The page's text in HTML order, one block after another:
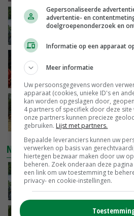
Oekraïne-vlogger
de ambassade mag
mee willen denken
Droogte zet Britse
VANDAAG, 11:04
NIEUWSTE VIDEO'S
Oekraïne-vlogger
de ambassade mag
VANDAAG, 12:00
Gepersonaliseerde
advertentie- en
doelgroepenonderzoek en
Informatie op een apparaat
Meer informatie
Uw persoonsgegevens worden
apparaat (cookies, unieke ID's en
kan worden opgeslagen door,
4 partners of specifiek door deze site
onze partners kunnen precieze
gebruiken. Lijst met partners.
Bepaalde leveranciers kunnen uw
verwerken op basis van
hiertegen bezwaar maken door uw
beheren. Zoek onderaan deze
een link om uw toestemming te
privacy- en cookie-instellingen.